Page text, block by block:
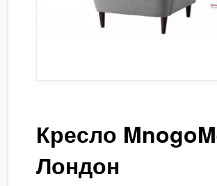
Кресло
Лондон